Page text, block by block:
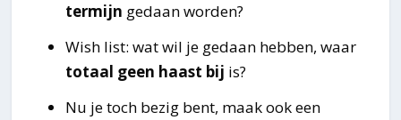
termijn gedaan worden?
Wish list: wat wil je gedaan hebben, waar
totaal geen haast bij is?
Nu je toch bezig bent, maak ook een